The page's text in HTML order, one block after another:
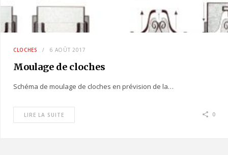
CLOCHES 6 AOÛT 2017
Moulage de cloches
Schéma de moulage de cloches en prévision de la…
LIRE LA SUITE 0